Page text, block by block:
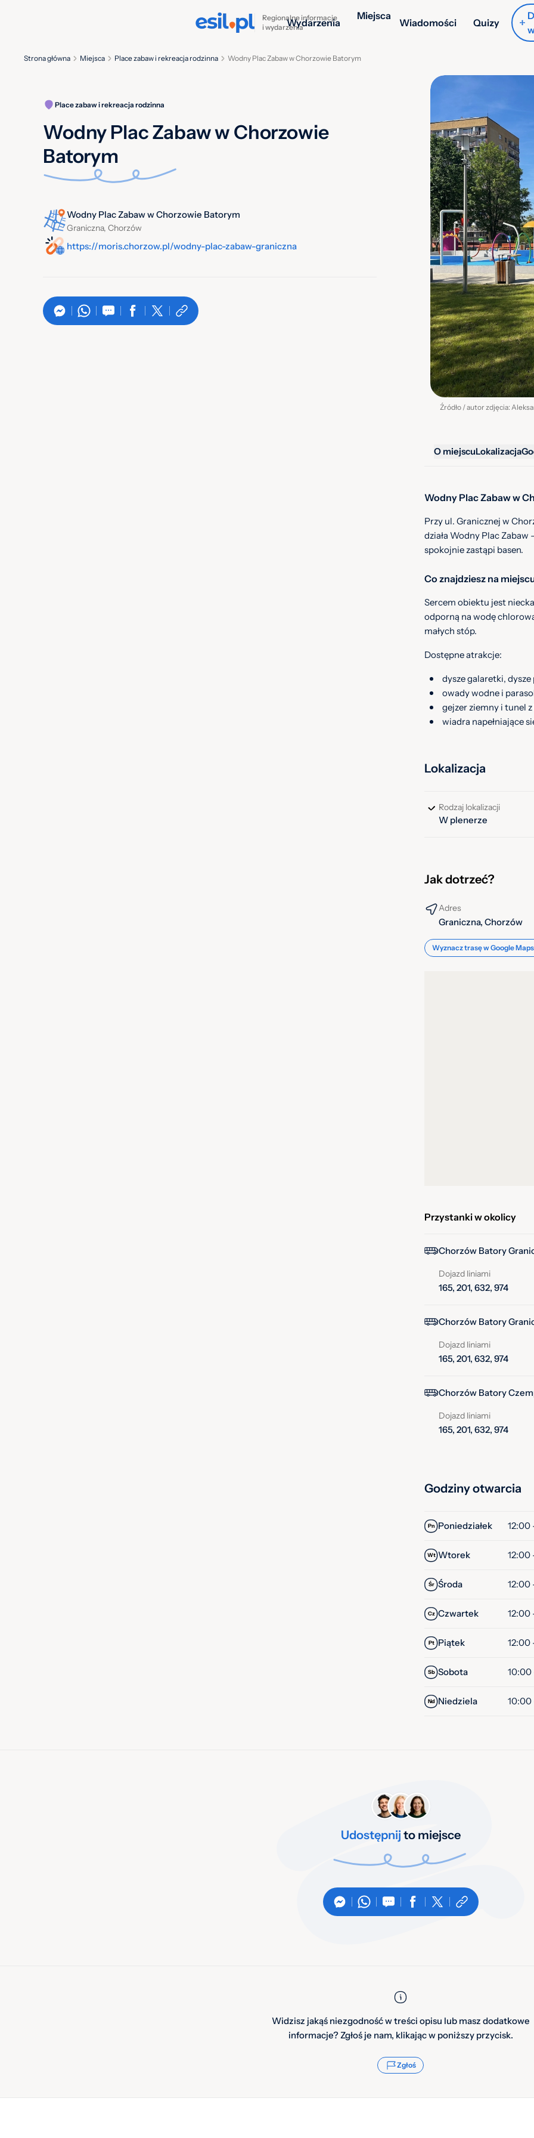
Regionalne informacje
i wydarzeniaWydarzenia
Miejsca
Wiadomości Quizy
Wodny Plac Zabaw w Chorzowie Batorym
Place zabaw i rekreacja rodzinna
Miejsca
Strona główna
Place zabaw i rekreacja rodzinna
Wodny Plac Zabaw w Chorzowie
Batorym
Wodny Plac Zabaw w Chorzowie Batorym
Graniczna, Chorzów
https://moris.chorzow.pl/wodny-plac-zabaw-graniczna
Źródło / autor zdjęcia:
O miejscuLokalizacja
Wodny Plac Zabaw w
Przy ul. Granicznej w
działa Wodny Plac
spokojnie zastąpi basen.
Co znajdziesz na
Sercem obiektu jest
odporną na wodę
małych stóp.
Dostępne atrakcje:
dysze galaretki,
owady wodne i
gejzer ziemny i tunel
wiadra napełniające
Wstęp: bezpłatny, obiekt
(obiekt czynny sezonowo)
pon.–pt.: 12:00–20:00
Adres: ul. Graniczna,
Lokalizacja
Rodzaj lokalizacji
W plenerze
Jak dotrzeć?
Adres
Graniczna, Chorzów
Wyznacz trasę w Google Maps
Przystanki w okolicy
Chorzów Batory
Dojazd liniami
165, 201, 632, 974
Chorzów Batory
Dojazd liniami
165, 201, 632, 974
Chorzów Batory
Dojazd liniami
165, 201, 632, 974
Godziny otwarcia
Pn Poniedziałek 12:00
Wt Wtorek 12:00
Śr Środa 12:00
Cz Czwartek 12:00
Pt Piątek 12:00
Sb Sobota
Nd Niedziela
Udostępnij to miejsce
Widzisz jakąś niezgodność w treści opisu lub masz dodatkowe
informacje? Zgłoś je nam, klikając w poniższy przycisk.
Zgłoś